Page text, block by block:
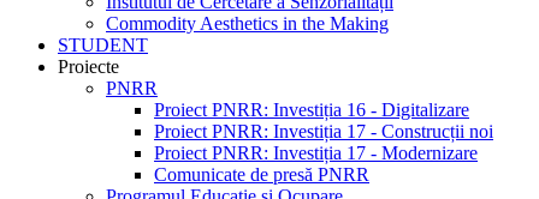
Commodity Aesthetics in the Making
STUDENT
Proiecte
PNRR
Proiect PNRR: Investiția 16 - Digitalizare
Proiect PNRR: Investiția 17 - Construcții noi
Proiect PNRR: Investiția 17 - Modernizare
Comunicate de presă PNRR